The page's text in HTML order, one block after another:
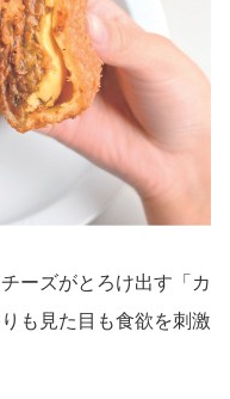
ーズがとろけ出す「カ
も見た目も食欲を刺激